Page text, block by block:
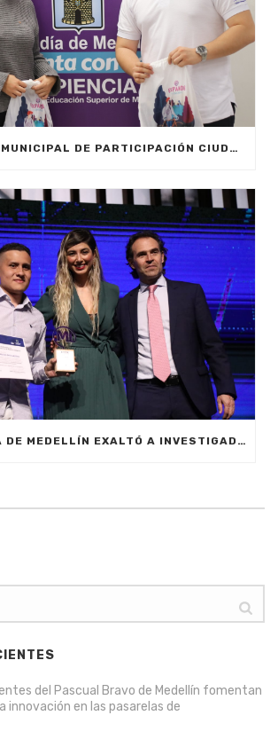
EL CONSEJO MUNICIPAL DE PARTICIPACIÓN CIUDADANA TIENE NUEVO REPRESENTANTE ESTUDIANTIL UNIVERSITARIO
LA ALCALDÍA DE MEDELLÍN EXALTÓ A INVESTIGADORES QUE REVOLUCIONAN EL CONOCIMIENTO EN LA CIUDAD
del Pascual Bravo de Medellín fomentan
innovación en las pasarelas de